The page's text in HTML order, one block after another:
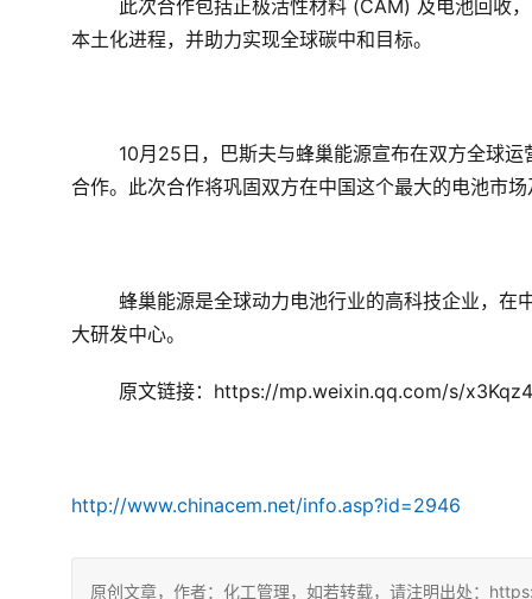
此次合作包括正极活性材料 (CAM) 及电池回收
本土化进程，并助力实现全球碳中和目标。
10月25日， 巴斯夫与蜂巢能源宣布在双方全球
合作。此次合作将巩固双方在中国这个最大的电池市
蜂巢能源是全球动力电池行业的高科技企业，在
大研发中心。
原文链接：https://mp.weixin.qq.com/s/
http://www.chinacem.net/info.asp?id=2946
原创文章，作者：化工管理，如若转载，请注明出处：